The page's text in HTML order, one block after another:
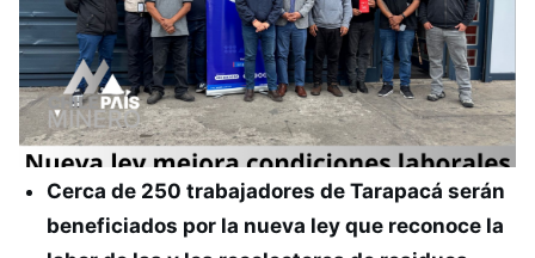
Cerca de 250 trabajadores de Tarapacá serán
beneficiados por la nueva ley que reconoce la